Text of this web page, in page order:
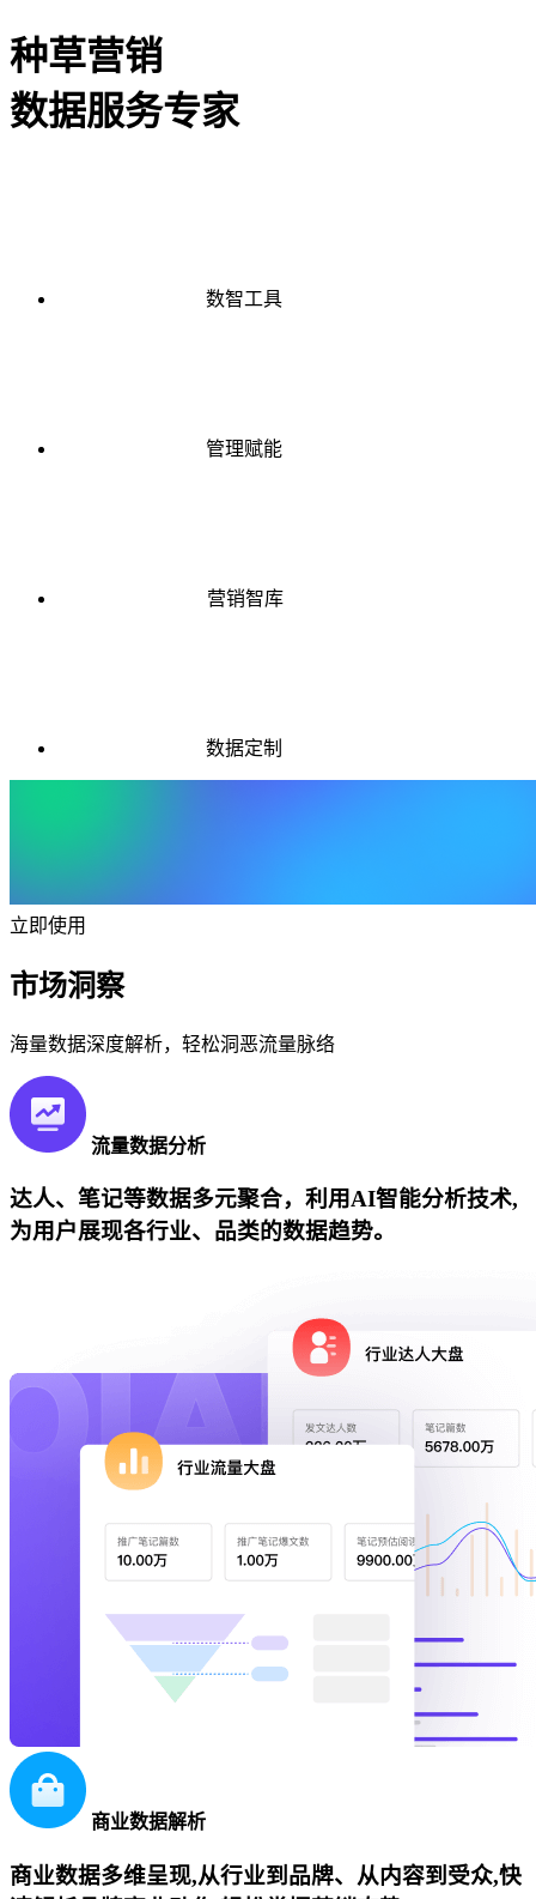
种草营销
数据服务专家
数智工具
管理赋能
营销智库
数据定制
立即使用
市场洞察
海量数据深度解析，轻松洞恶流量脉络
流量数据分析
达人、笔记等数据多元聚合，利用AI智能分析技术,
为用户展现各行业、品类的数据趋势。
商业数据解析
商业数据多维呈现,从行业到品牌、从内容到受众,快